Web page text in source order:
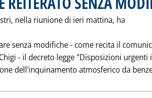
nella riunione di ieri mattina, ha
senza modifiche - come recita il
- il decreto legge "Disposizioni urgenti
dell'inquinamento atmosferico da